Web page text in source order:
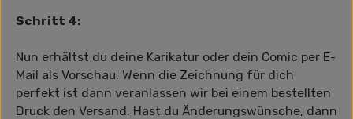
Schritt 4:
Nun erhältst du deine Karikatur oder dein Comic per E-
Mail als Vorschau. Wenn die Zeichnung für dich
perfekt ist dann veranlassen wir bei einem bestellten
Druck den Versand. Hast du Änderungswünsche, dann